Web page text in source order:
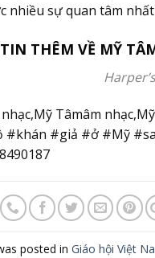
nhiều sự quan tâm
THÊM VỀ MỸ
Tâmâm
#khán #giả #ở #Mỹ
posted in Giáo hội Việt